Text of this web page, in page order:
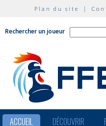
Plan du site |
Rechercher un joueur
ACCUEIL DÉCOUVRIR